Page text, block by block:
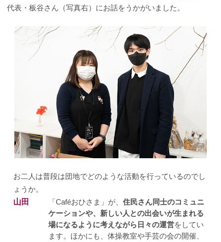
代表・板谷さん（写真右）にお話をうかがいました。
お二人は普段は団地でどのような活動を行っているのでし
ょうか。
山田 「Caféおひさま」が、住民さん同士のコミュニ
ケーションや、新しい人との出会いが生まれる
場になるように考えながら日々の運営をしてい
ます。ほかにも、体操教室や手芸の会の開催、